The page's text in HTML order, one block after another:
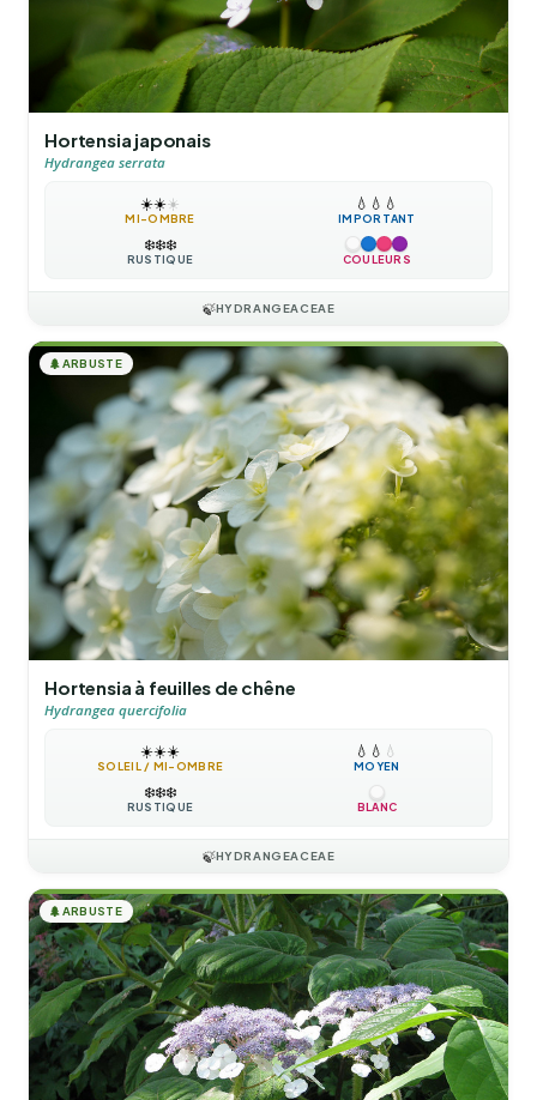
Hortensia japonais
Hydrangea serrata
☀️☀️☀️
MI-OMBRE
💧 💧 💧
IMPORTANT
❄️❄️❄️
RUSTIQUE COULEURS
🍃HYDRANGEACEAE
🌲ARBUSTE
Hortensia à feuilles de chêne
Hydrangea quercifolia
☀️☀️☀️
SOLEIL / MI-OMBRE
💧 💧 💧
MOYEN
❄️❄️❄️
RUSTIQUE BLANC
🍃HYDRANGEACEAE
🌲ARBUSTE